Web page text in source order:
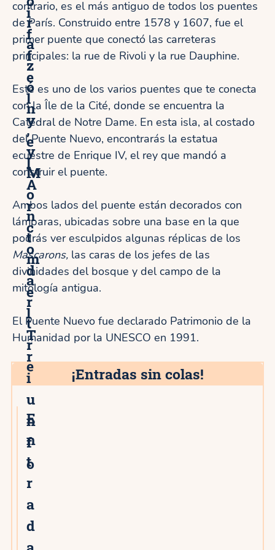
i
f
f
e
l
y
e
l
A
r
c
o
d
e
l
T
r
i
u
n
f
o
r
a
z
ó
n
,
y
M
o
n
t
m
a
r
t
r
e
contrario, es el más antiguo de todos los puentes
de París. Construido entre 1578 y 1607, fue el
primer puente que conectó las carreteras
principales: la rue de Rivoli y la rue Dauphine.
Este es uno de los varios puentes que te conecta
con la Île de la Cité, donde se encuentra la
Catedral de Notre Dame. En esta isla, al costado
del Puente Nuevo, encontrarás la estatua
ecuestre de Enrique IV, el rey que mandó a
construir el puente.
Ambos lados del puente están decorados con
lámparas, ubicadas sobre una base en la que
podrás ver esculpidos algunas réplicas de los
Mascarons, las caras de los jefes de las
divinidades del bosque y del campo de la
mitología antigua.
El Puente Nuevo fue declarado Patrimonio de la
Humanidad por la UNESCO en 1991.
¡Entradas sin colas!
E
n
t
r
a
d